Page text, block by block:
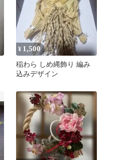
¥ 1,500
稲わら しめ縄飾り 編み
込みデザイン